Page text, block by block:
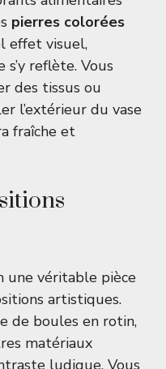
pierres colorées
effet visuel,
reflète. Vous
des tissus ou
l’extérieur du vase
fraîche et
une véritable pièce
artistiques.
de boules en rotin,
matériaux